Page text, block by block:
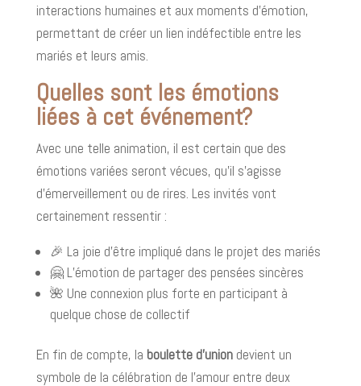
interactions humaines et aux moments d'émotion,
permettant de créer un lien indéfectible entre les
mariés et leurs amis.
Quelles sont les émotions
liées à cet événement?
Avec une telle animation, il est certain que des
émotions variées seront vécues, qu’il s’agisse
d’émerveillement ou de rires. Les invités vont
certainement ressentir :
🎉 La joie d’être impliqué dans le projet des mariés
🤗 L’émotion de partager des pensées sincères
🌺 Une connexion plus forte en participant à
quelque chose de collectif
En fin de compte, la boulette d'uniondevient un
symbole de la célébration de l'amour entre deux